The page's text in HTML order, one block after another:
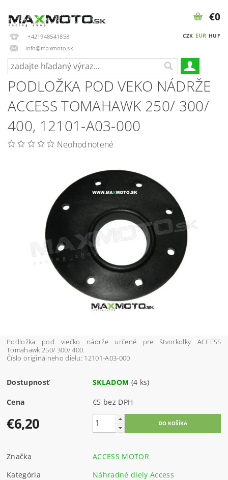
+421948541858
info@maxmoto.sk
CZK EUR HUF
€0
PODLOŽKA POD VEKO NÁDRŽE
ACCESS TOMAHAWK 250/ 300/
400, 12101-A03-000
Neohodnotené
Podložka pod viečko nádrže určené pre štvorkolky ACCESS
Tomahawk 250/ 300/ 400.
Číslo originálneho dielu: 12101-A03-000.
Dostupnosť SKLADOM (4 ks)
Cena €5 bez DPH
€6,20
Značka
ACCESS MOTOR
Kategória
Náhradné diely Access